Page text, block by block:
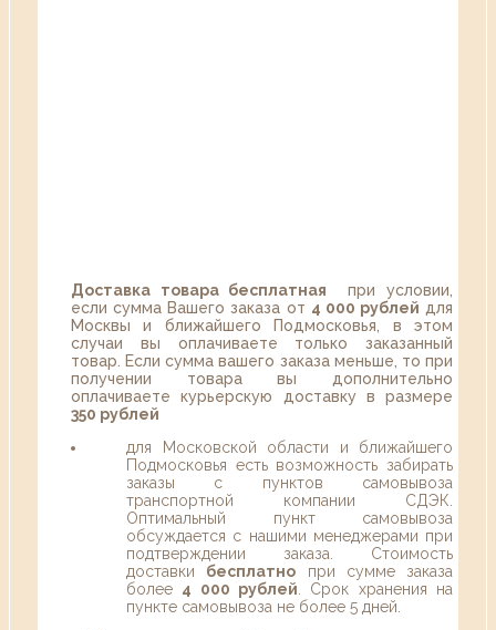
Доставка товара бесплатная при условии,
если сумма Вашего заказа от 4 000 рублей для
Москвы и ближайшего Подмосковья, в этом
случаи вы оплачиваете только заказанный
товар. Если сумма вашего заказа меньше, то при
получении товара вы дополнительно
оплачиваете курьерскую доставку в размере
350 рублей
для Московской области и ближайшего
Подмосковья есть возможность забирать
заказы с пунктов самовывоза
транспортной компании СДЭК.
Оптимальный пункт самовывоза
обсуждается с нашими менеджерами при
подтверждении заказа. Стоимость
доставки бесплатно при сумме заказа
более 4 000 рублей . Срок хранения на
пункте самовывоза не более 5 дней.